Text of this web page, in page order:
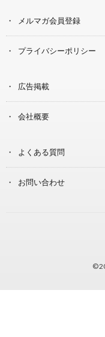
メルマガ会員登録
プライバシーポリシー
広告掲載
会社概要
よくある質問
お問い合わせ